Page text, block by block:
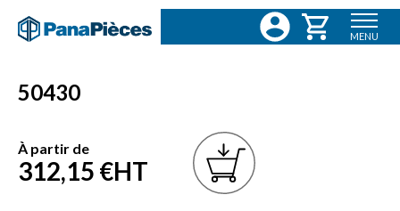
MENU
50430
À partir de
312,15 €HT